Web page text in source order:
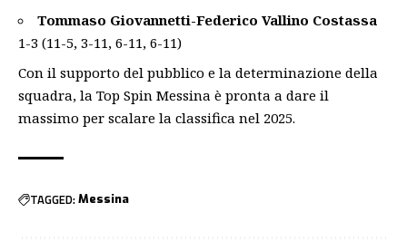
Tommaso Giovannetti-Federico Vallino Costassa
1-3 (11-5, 3-11, 6-11, 6-11)
Con il supporto del pubblico e la determinazione della
squadra, la Top Spin Messina è pronta a dare il
massimo per scalare la classifica nel 2025.
TAGGED:Messina